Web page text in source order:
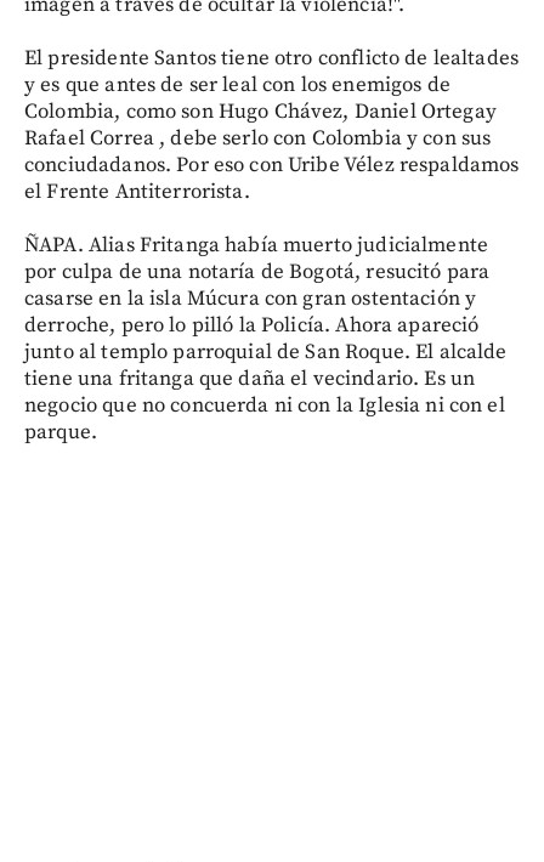
El presidente Santos tiene otro conflicto de lealtades
y es que antes de ser leal con los enemigos de
Colombia, como son Hugo Chávez, Daniel Ortegay
Rafael Correa , debe serlo con Colombia y con sus
conciudadanos. Por eso con Uribe Vélez respaldamos
el Frente Antiterrorista.
ÑAPA. Alias Fritanga había muerto judicialmente
por culpa de una notaría de Bogotá, resucitó para
casarse en la isla Múcura con gran ostentación y
derroche, pero lo pilló la Policía. Ahora apareció
junto al templo parroquial de San Roque. El alcalde
tiene una fritanga que daña el vecindario. Es un
negocio que no concuerda ni con la Iglesia ni con el
parque.